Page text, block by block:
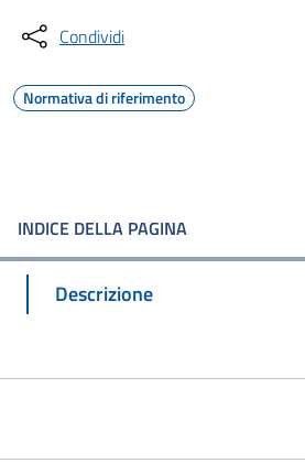
Condividi
Normativa di riferimento
INDICE DELLA PAGINA
Descrizione